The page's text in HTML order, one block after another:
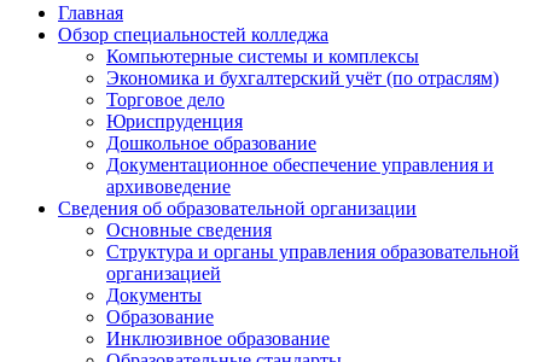
Главная
Обзор специальностей колледжа
Компьютерные системы и комплексы
Экономика и бухгалтерский учёт (по отраслям)
Торговое дело
Юриспруденция
Дошкольное образование
Документационное обеспечение управления и
архивоведение
Сведения об образовательной организации
Основные сведения
Структура и органы управления образовательной
организацией
Документы
Образование
Инклюзивное образование